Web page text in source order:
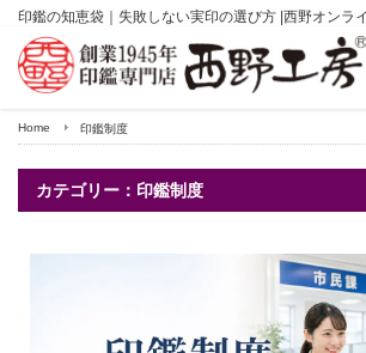
印鑑の知恵袋｜失敗しない実印の選び方 |西野オンラ
Home 印鑑制度
カテゴリー：印鑑制度